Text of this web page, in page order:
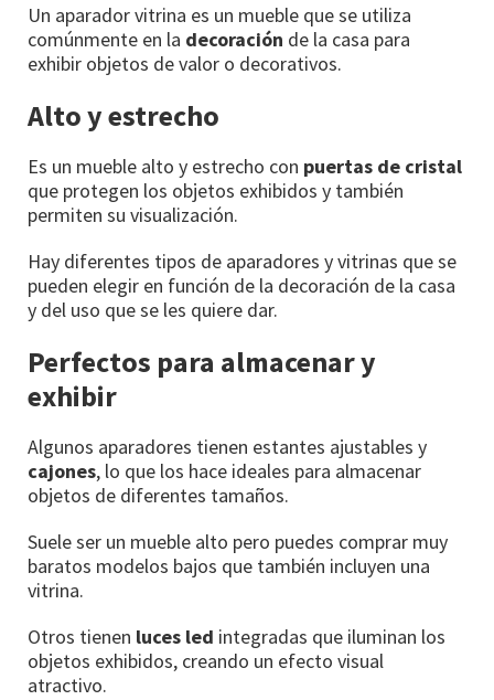
Un aparador vitrina es un mueble que se utiliza
comúnmente en la decoración de la casa para
exhibir objetos de valor o decorativos.
Alto y estrecho
Es un mueble alto y estrecho con puertas de cristal
que protegen los objetos exhibidos y también
permiten su visualización.
Hay diferentes tipos de aparadores y vitrinas que se
pueden elegir en función de la decoración de la casa
y del uso que se les quiere dar.
Perfectos para almacenar y
exhibir
Algunos aparadores tienen estantes ajustables y
cajones, lo que los hace ideales para almacenar
objetos de diferentes tamaños.
Suele ser un mueble alto pero puedes comprar muy
baratos modelos bajos que también incluyen una
vitrina.
Otros tienen luces led integradas que iluminan los
objetos exhibidos, creando un efecto visual
atractivo.